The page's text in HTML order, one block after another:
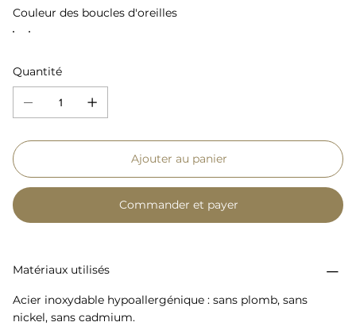
Couleur des boucles d'oreilles
Quantité
Ajouter au panier
Commander et payer
Matériaux utilisés
Acier inoxydable hypoallergénique : sans plomb, sans
nickel, sans cadmium.